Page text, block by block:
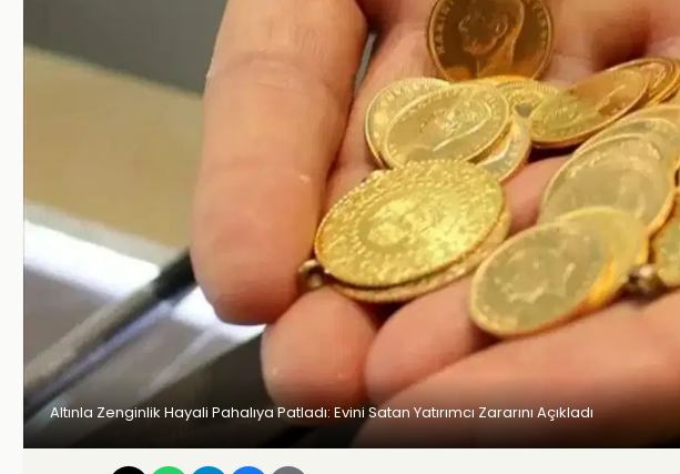
Altınla Zenginlik Hayali Pahalıya Patladı: Evini Satan Yatırımcı Zararını Açıkladı